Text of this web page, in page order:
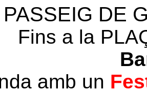
PASSEIG DE
Fins a la
amb un